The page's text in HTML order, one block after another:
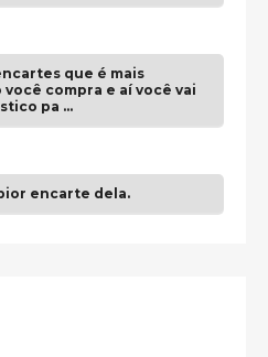
que é mais
compra e aí você vai
pa …
encarte dela.